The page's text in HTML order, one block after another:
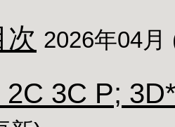
次 2026年04月
2C 3C P;